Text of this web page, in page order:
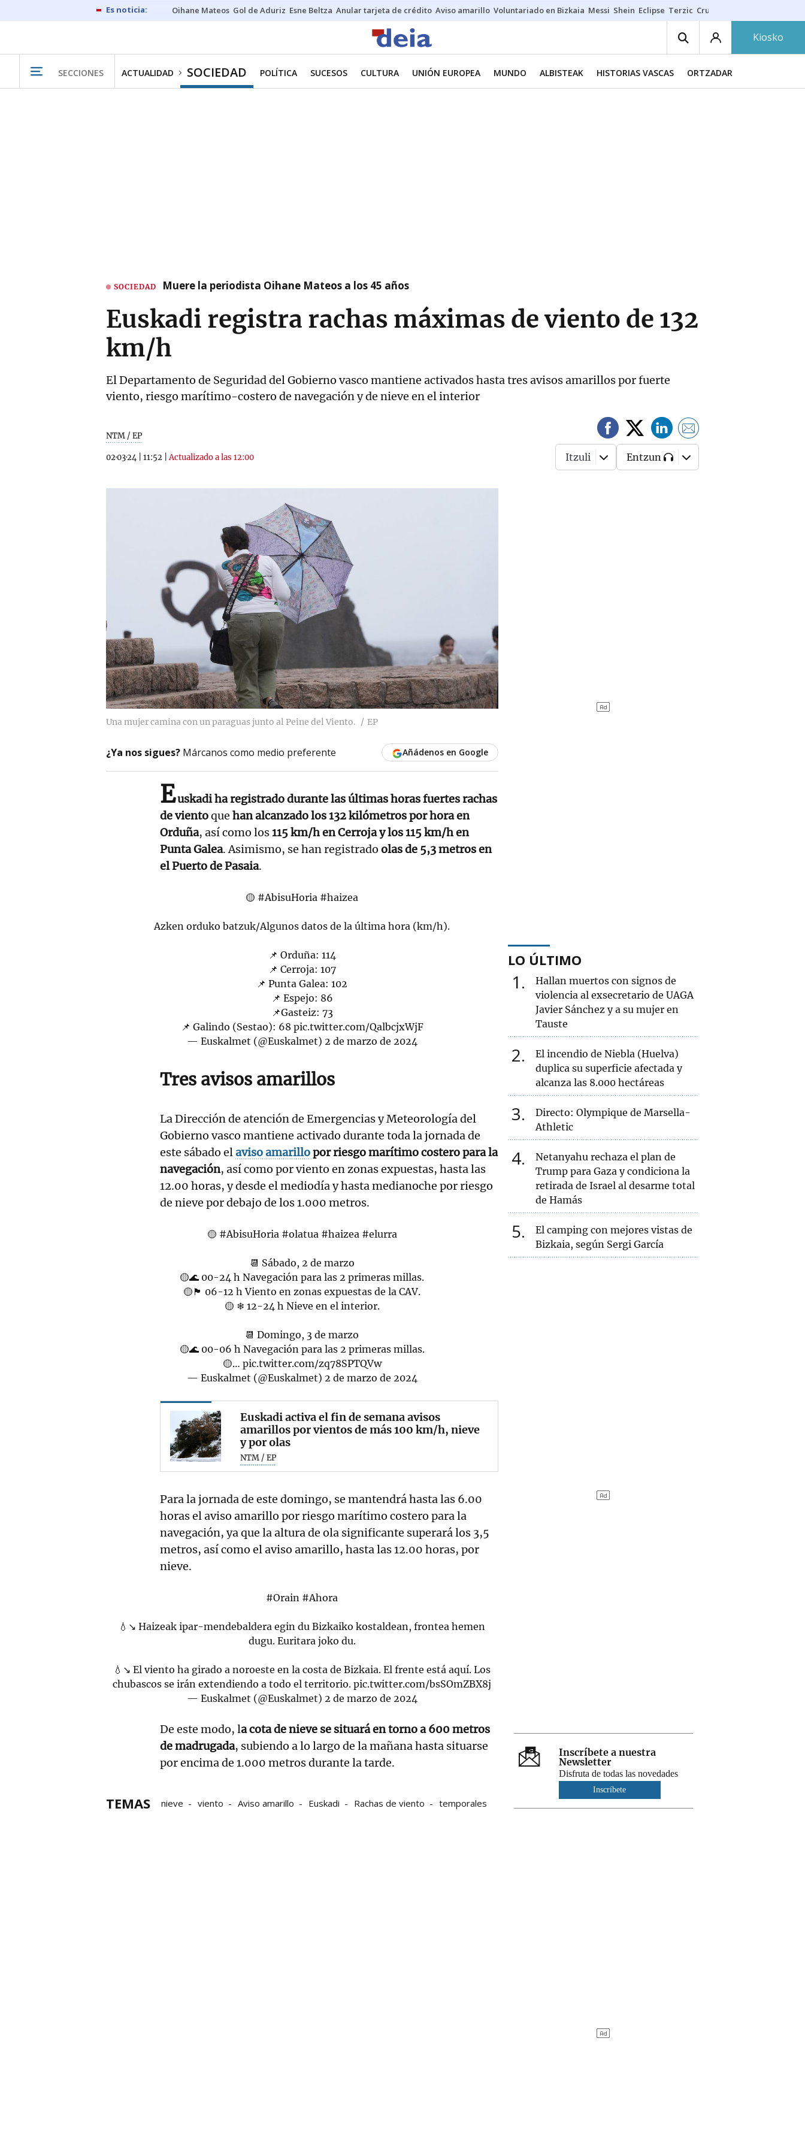
Oihane Mateos Gol de Aduriz Esne Beltza Anular tarjeta de crédito Aviso amarillo Voluntariado en Bizkaia Messi Shein Eclipse Terzic Cruz Gorbeia
Kiosko
SECCIONES ACTUALIDAD SOCIEDAD POLÍTICA SUCESOS CULTURA UNIÓN EUROPEA MUNDO ALBISTEAK HISTORIAS VASCAS ORTZADAR
SOCIEDAD Muere la periodista Oihane Mateos a los 45 años
Euskadi registra rachas máximas de viento de 132
km/h
El Departamento de Seguridad del Gobierno vasco mantiene activados hasta tres avisos amarillos por fuerte
viento, riesgo marítimo-costero de navegación y de nieve en el interior
NTM / EP
02·03·24 11:52 |Actualizado a las 12:00 Itzuli Entzun
Una mujer camina con un paraguas junto al Peine del Viento. EP
¿Ya nos sigues? Márcanos como medio preferente Añádenos en Google
Euskadi ha registrado durante las últimas horas fuertes rachas
de vientoque han alcanzado los 132 kilómetros por hora en
Orduña, así como los115 km/h en Cerroja y los 115 km/h en
Punta Galea. Asimismo, se han registrado olas de 5,3 metros en
el Puerto de Pasaia.
🟡 #AbisuHoria #haizea
Azken orduko batzuk/Algunos datos de la última hora (km/h).
📌 Orduña: 114
📌 Cerroja: 107
📌 Punta Galea: 102
📌 Espejo: 86
📌Gasteiz: 73
📌 Galindo (Sestao): 68 pic.twitter.com/QalbcjxWjF
— Euskalmet (@Euskalmet) 2 de marzo de 2024
Tres avisos amarillos
La Dirección de atención de Emergencias y Meteorología del
Gobierno vasco mantiene activado durante toda la jornada de
este sábado elaviso amarillopor riesgo marítimo costero para la
navegación, así como por viento en zonas expuestas, hasta las
12.00 horas, y desde el mediodía y hasta medianoche por riesgo
de nieve por debajo de los 1.000 metros.
🟡 #AbisuHoria #olatua #haizea #elurra
📆 Sábado, 2 de marzo
🟡🌊 00-24 h Navegación para las 2 primeras millas.
🟡🏴 06-12 h Viento en zonas expuestas de la CAV.
🟡 ❄ 12-24 h Nieve en el interior.
📆 Domingo, 3 de marzo
🟡🌊 00-06 h Navegación para las 2 primeras millas.
🟡… pic.twitter.com/zq78SPTQVw
— Euskalmet (@Euskalmet) 2 de marzo de 2024
Euskadi activa el fin de semana avisos
amarillos por vientos de más 100 km/h, nieve
y por olas
NTM / EP
Para la jornada de este domingo, se mantendrá hasta las 6.00
horas el aviso amarillo por riesgo marítimo costero para la
navegación, ya que la altura de ola significante superará los 3,5
metros, así como el aviso amarillo, hasta las 12.00 horas, por
nieve.
#Orain #Ahora
💧↘ Haizeak ipar-mendebaldera egin du Bizkaiko kostaldean, frontea hemen
dugu. Euritara joko du.
💧↘ El viento ha girado a noroeste en la costa de Bizkaia. El frente está aquí. Los
chubascos se irán extendiendo a todo el territorio.pic.twitter.com/bsSOmZBX8j
— Euskalmet (@Euskalmet) 2 de marzo de 2024
De este modo, la cota de nieve se situará en torno a 600 metros
de madrugada, subiendo a lo largo de la mañana hasta situarse
por encima de 1.000 metros durante la tarde.
TEMAS nieve viento Aviso amarillo Euskadi Rachas de viento temporales
LO ÚLTIMO
1
Hallan muertos con signos de
violencia al exsecretario de UAGA
Javier Sánchez y a su mujer en
Tauste
2
El incendio de Niebla (Huelva)
duplica su superficie afectada y
alcanza las 8.000 hectáreas
3
Directo: Olympique de Marsella-
Athletic
4
Netanyahu rechaza el plan de
Trump para Gaza y condiciona la
retirada de Israel al desarme total
de Hamás
5
El camping con mejores vistas de
Bizkaia, según Sergi García
Inscríbete a nuestra
Newsletter
Disfruta de todas las novedades
Inscríbete